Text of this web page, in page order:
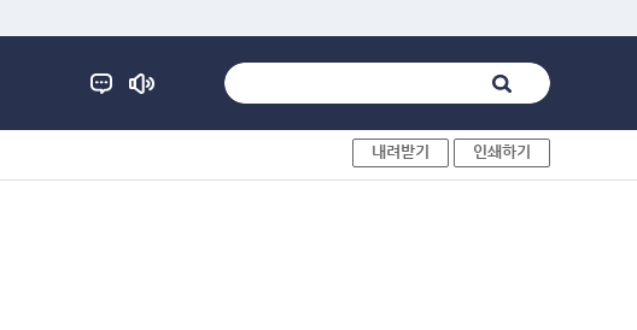
내려받기 인쇄하기